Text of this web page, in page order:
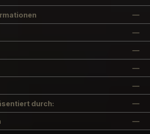
durch: